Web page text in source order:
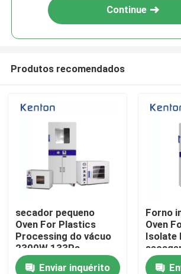
Continue
Produtos recomendados
secador pequeno
Oven For Plastics
Processing do vácuo
2300W 133Pa
Enviar inquérito
Forno
Oven
Isolate
SS316L